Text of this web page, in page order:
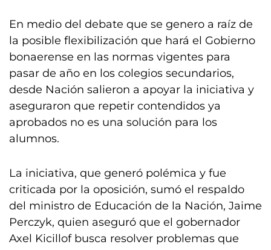
En medio del debate que se genero a raíz de
la posible flexibilización que hará el Gobierno
bonaerense en las normas vigentes para
pasar de año en los colegios secundarios,
desde Nación salieron a apoyar la iniciativa y
aseguraron que repetir contendidos ya
aprobados no es una solución para los
alumnos.
La iniciativa, que generó polémica y fue
criticada por la oposición, sumó el respaldo
del ministro de Educación de la Nación, Jaime
Perczyk, quien aseguró que el gobernador
Axel Kicillof busca resolver problemas que